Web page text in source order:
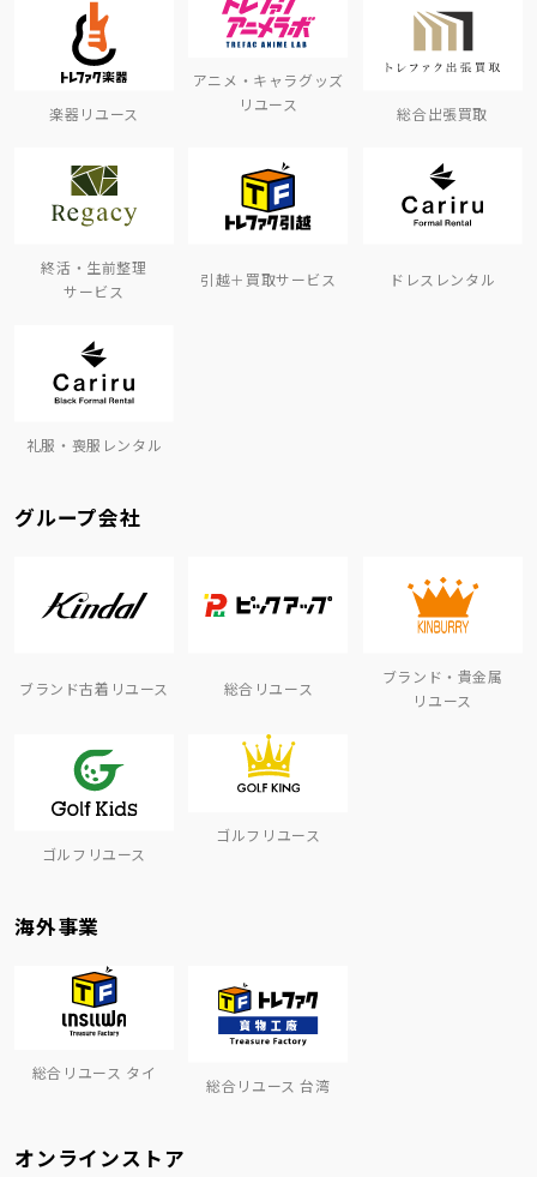
楽器リユース
アニメ・キャラグッズ
リユース
総合出張買取
終活・生前整理
サービス
引越＋買取サービス ドレスレンタル
礼服・喪服レンタル
グループ会社
ブランド古着リユース 総合リユース
ブランド・貴金属
リユース
ゴルフリユース
ゴルフリユース
海外事業
総合リユース タイ
総合リユース 台湾
オンラインストア